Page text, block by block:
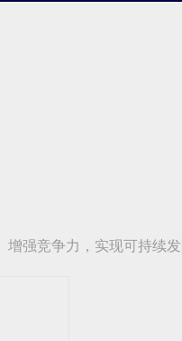
强竞争力，实现可持续